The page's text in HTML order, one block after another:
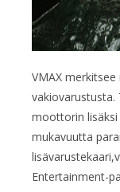
VMAX
vakiovarustusta.
moottorin
mukavuutta
Entertainment-